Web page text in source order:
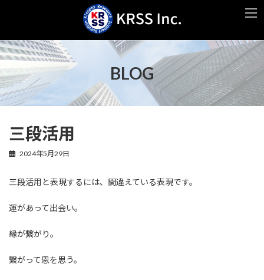
ン
ツ
ス
キ
ッ
ー
シ
ン
に
移
BLOG
三段活用
2024年5月29日
三段活用と表現するには、間違えている表現です。
運があって出会い。
縁が繋がり。
繋がって恩を思う。